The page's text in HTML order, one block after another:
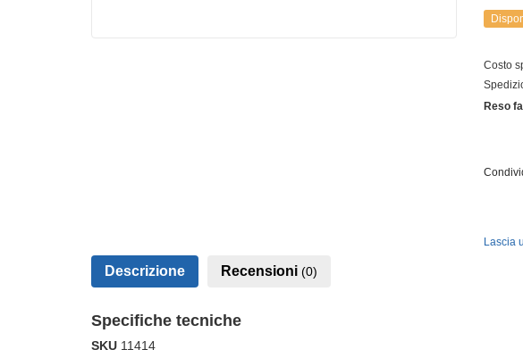
Costo
Reso
Lascia
Descrizione Recensioni (0)
Specifiche tecniche
SKU 11414